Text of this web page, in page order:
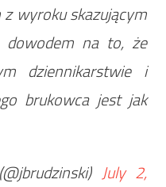
wyroku skazującym
dowodem na to, że
dziennikarstwie i
brukowca jest jak
July 2,